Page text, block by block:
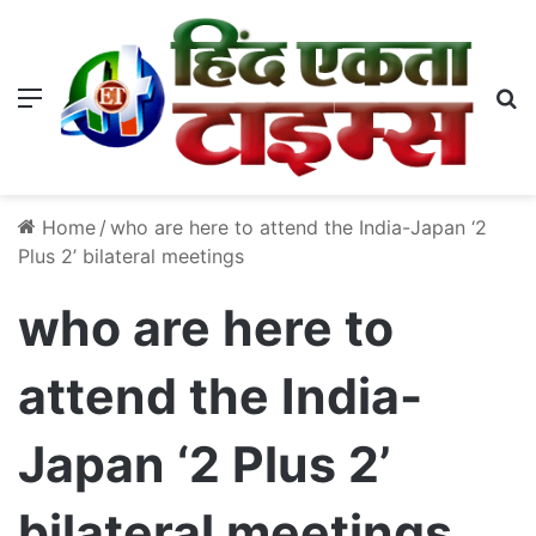
Menu
Home / who are here to attend the India-Japan ‘2
Plus 2’ bilateral meetings
who are here to
attend the India-
Japan ‘2 Plus 2’